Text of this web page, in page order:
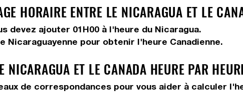
HORAIRE ENTRE LE NICARAGUA ET LE
devez ajouter 01H00 à l'heure du Nicaragua.
Nicaraguayenne pour obtenir l'heure Canadienne.
NICARAGUA ET LE CANADA HEURE PAR
de correspondances pour vous aider à calculer